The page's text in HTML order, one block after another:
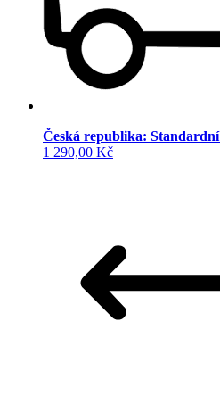
Česká republika:
1 290,00 Kč